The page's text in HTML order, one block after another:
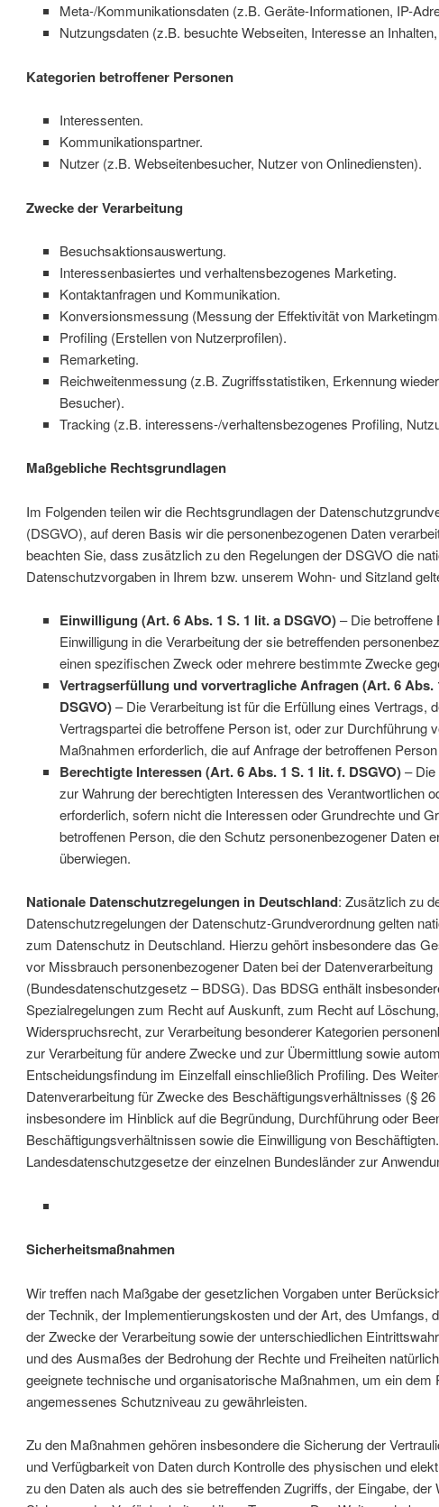
Meta-/Kommunikationsdaten (z.B. Geräte-Informationen, IP-
Nutzungsdaten (z.B. besuchte Webseiten, Interesse an
Kategorien betroffener Personen
Interessenten.
Kommunikationspartner.
Nutzer (z.B. Webseitenbesucher, Nutzer von Onlinediensten).
Zwecke der Verarbeitung
Besuchsaktionsauswertung.
Interessenbasiertes und verhaltensbezogenes Marketing.
Kontaktanfragen und Kommunikation.
Konversionsmessung (Messung der Effektivität von
Profiling (Erstellen von Nutzerprofilen).
Remarketing.
Reichweitenmessung (z.B. Zugriffsstatistiken, Erkennung
Besucher).
Tracking (z.B. interessens-/verhaltensbezogenes Profiling,
Maßgebliche Rechtsgrundlagen
Im Folgenden teilen wir die Rechtsgrundlagen der
(DSGVO), auf deren Basis wir die personenbezogenen Daten
beachten Sie, dass zusätzlich zu den Regelungen der DSGVO die
Datenschutzvorgaben in Ihrem bzw. unserem Wohn- und Sitzland
Einwilligung (Art. 6 Abs. 1 S. 1 lit. a DSGVO)– Die betroffene
Einwilligung in die Verarbeitung der sie betreffenden
einen spezifischen Zweck oder mehrere bestimmte Zwecke
Vertragserfüllung und vorvertragliche Anfragen (Art. 6 Abs.
DSGVO)– Die Verarbeitung ist für die Erfüllung eines Vertrags,
Vertragspartei die betroffene Person ist, oder zur Durchführung
Maßnahmen erforderlich, die auf Anfrage der betroffenen
Berechtigte Interessen (Art. 6 Abs. 1 S. 1 lit. f. DSGVO)– Die
zur Wahrung der berechtigten Interessen des Verantwortlichen
erforderlich, sofern nicht die Interessen oder Grundrechte und
betroffenen Person, die den Schutz personenbezogener Daten
überwiegen.
Nationale Datenschutzregelungen in Deutschland: Zusätzlich zu
Datenschutzregelungen der Datenschutz-Grundverordnung gelten
zum Datenschutz in Deutschland. Hierzu gehört insbesondere das
vor Missbrauch personenbezogener Daten bei der Datenverarbeitung
(Bundesdatenschutzgesetz – BDSG). Das BDSG enthält
Spezialregelungen zum Recht auf Auskunft, zum Recht auf
Widerspruchsrecht, zur Verarbeitung besonderer Kategorien
zur Verarbeitung für andere Zwecke und zur Übermittlung sowie
Entscheidungsfindung im Einzelfall einschließlich Profiling. Des
Datenverarbeitung für Zwecke des Beschäftigungsverhältnisses (§
insbesondere im Hinblick auf die Begründung, Durchführung oder
Beschäftigungsverhältnissen sowie die Einwilligung von
Landesdatenschutzgesetze der einzelnen Bundesländer zur
Sicherheitsmaßnahmen
Wir treffen nach Maßgabe der gesetzlichen Vorgaben unter
der Technik, der Implementierungskosten und der Art, des Umfangs,
der Zwecke der Verarbeitung sowie der unterschiedlichen
und des Ausmaßes der Bedrohung der Rechte und Freiheiten
geeignete technische und organisatorische Maßnahmen, um ein dem
angemessenes Schutzniveau zu gewährleisten.
Zu den Maßnahmen gehören insbesondere die Sicherung der
und Verfügbarkeit von Daten durch Kontrolle des physischen und
zu den Daten als auch des sie betreffenden Zugriffs, der Eingabe, der